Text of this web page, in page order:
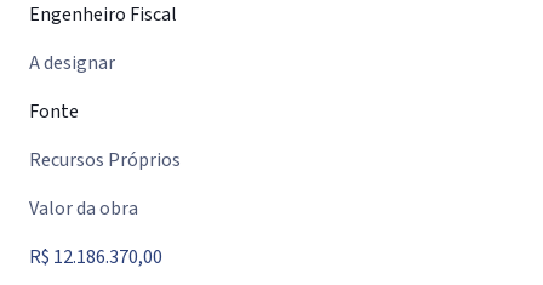
Engenheiro Fiscal
A designar
Fonte
Recursos Próprios
Valor da obra
R$ 12.186.370,00